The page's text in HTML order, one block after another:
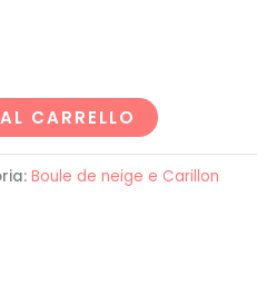
CARRELLO
Boule de neige e Carillon